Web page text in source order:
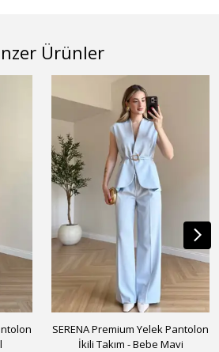
Ürünler
SERENA Premium Yelek Pantolon
İkili Takım - Bebe Mavi